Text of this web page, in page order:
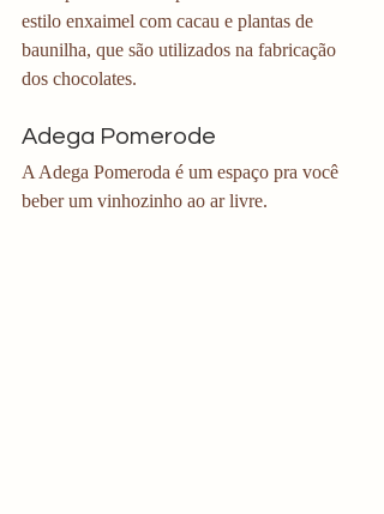
estilo enxaimel com cacau e plantas de
baunilha, que são utilizados na fabricação
dos chocolates.
Adega Pomerode
A Adega Pomeroda é um espaço pra você
beber um vinhozinho ao ar livre.